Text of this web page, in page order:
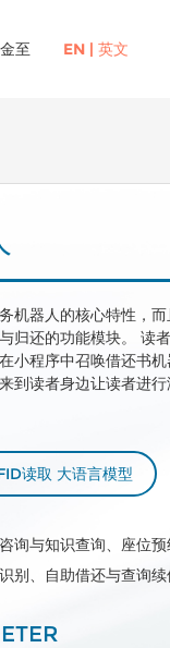
至 EN | 英文
高校图书
化
机器人的核心特性，
归还的功能模块。 读
小程序中召唤借还书
到读者身边让读者进
读取 大语言模型
询与知识查询、座位
别、自助借还与查询